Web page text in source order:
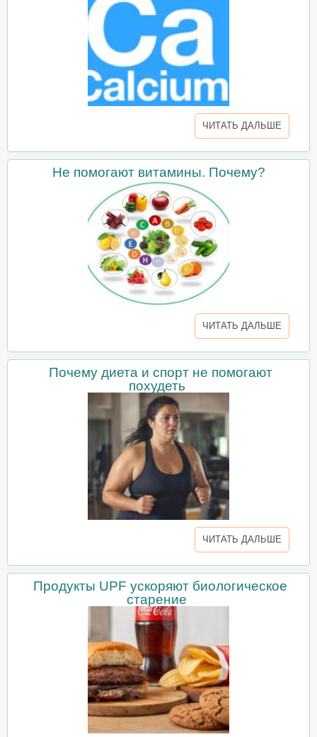
ЧИТАТЬ ДАЛЬШЕ
Не помогают витамины. Почему?
ЧИТАТЬ ДАЛЬШЕ
Почему диета и спорт не помогают
похудеть
ЧИТАТЬ ДАЛЬШЕ
Продукты UPF ускоряют биологическое
старение